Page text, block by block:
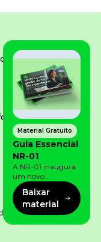
Aprofunde
seu
conhecimento
Conteúdo
prático
rápido
Material Gratuito
Guia Essencial
NR-01
A NR-01 inaugura
um novo
momento na
prevenção de riscos:
agora, além dos
fatores físicos e
operacionais, as
Baixar
material